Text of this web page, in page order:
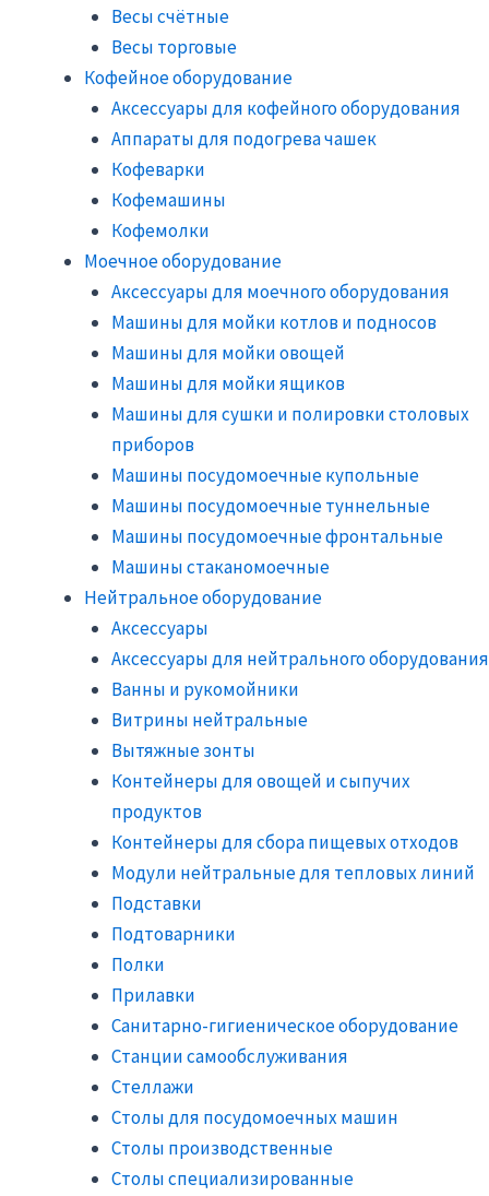
Весы счётные
Весы торговые
Кофейное оборудование
Аксессуары для кофейного оборудования
Аппараты для подогрева чашек
Кофеварки
Кофемашины
Кофемолки
Моечное оборудование
Аксессуары для моечного оборудования
Машины для мойки котлов и подносов
Машины для мойки овощей
Машины для мойки ящиков
Машины для сушки и полировки столовых
приборов
Машины посудомоечные купольные
Машины посудомоечные туннельные
Машины посудомоечные фронтальные
Машины стаканомоечные
Нейтральное оборудование
Аксессуары
Аксессуары для нейтрального оборудования
Ванны и рукомойники
Витрины нейтральные
Вытяжные зонты
Контейнеры для овощей и сыпучих
продуктов
Контейнеры для сбора пищевых отходов
Модули нейтральные для тепловых линий
Подставки
Подтоварники
Полки
Прилавки
Санитарно-гигиеническое оборудование
Станции самообслуживания
Стеллажи
Столы для посудомоечных машин
Столы производственные
Столы специализированные